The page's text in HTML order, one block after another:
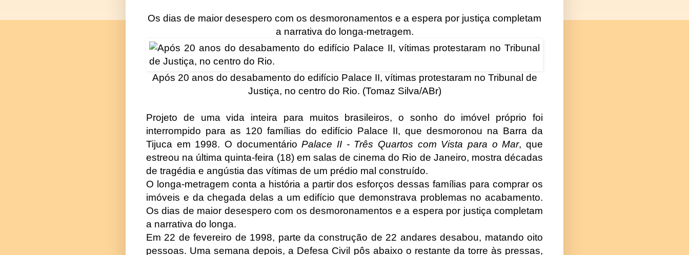
Os dias de maior desespero com os desmoronamentos e a espera por justiça completam
a narrativa do longa-metragem.
Após 20 anos do desabamento do edifício Palace II, vítimas protestaram no Tribunal de
Justiça, no centro do Rio. (Tomaz Silva/ABr)
Projeto de uma vida inteira para muitos brasileiros, o sonho do imóvel próprio foi
interrompido para as 120 famílias do edifício Palace II, que desmoronou na Barra da
Tijuca em 1998. O documentárioPalace II - Três Quartos com Vista para o Mar, que
estreou na última quinta-feira (18) em salas de cinema do Rio de Janeiro, mostra décadas
de tragédia e angústia das vítimas de um prédio mal construído.
O longa-metragem conta a história a partir dos esforços dessas famílias para comprar os
imóveis e da chegada delas a um edifício que demonstrava problemas no acabamento.
Os dias de maior desespero com os desmoronamentos e a espera por justiça completam
a narrativa do longa.
Em 22 de fevereiro de 1998, parte da construção de 22 andares desabou, matando oito
pessoas. Uma semana depois, a Defesa Civil pôs abaixo o restante da torre às pressas,